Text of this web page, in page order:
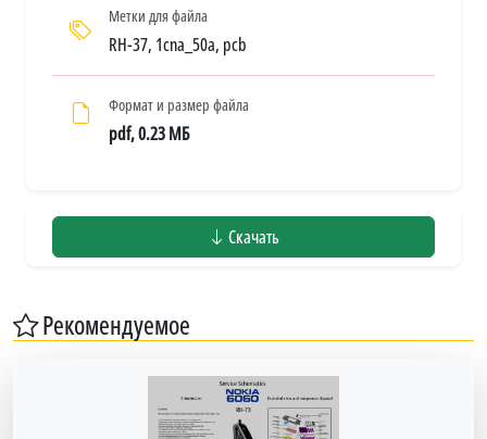
Метки для файла
RH-37, 1cna_50a, pcb
Формат и размер файла
pdf, 0.23 МБ
Скачать
Рекомендуемое